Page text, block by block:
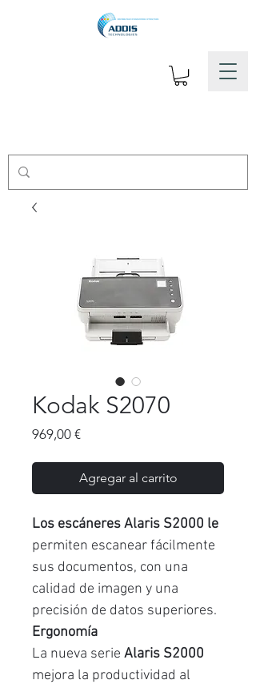
Kodak S2070
969,00 €Precio
Agregar al carrito
Los escáneres Alaris S2000 le
permiten escanear fácilmente
sus documentos, con una
calidad de imagen y una
precisión de datos superiores.
Ergonomía
La nueva serie Alaris S2000
mejora la productividad al